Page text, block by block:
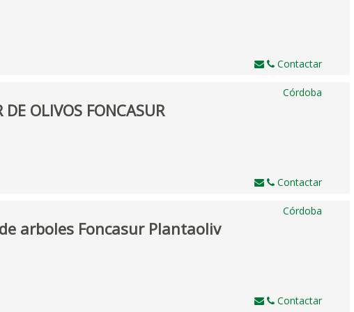
Contactar
Córdoba
DE OLIVOS FONCASUR
Contactar
Córdoba
arboles Foncasur Plantaoliv
Contactar